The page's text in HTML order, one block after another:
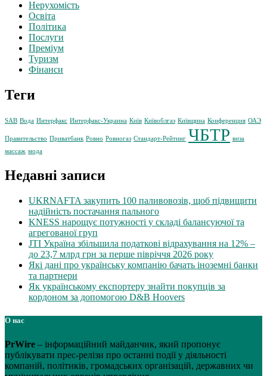
Нерухомість
Освіта
Політика
Послуги
Преміум
Туризм
Фінанси
Теги
SAB Вода Интерфакс Интерфакс-Украина Київ Київоблгаз Київщина Конференция ОАЭ
Правительство Приватбанк Ровно Ровногаз Стандарт-Рейтинг ЧБТР виза
массаж мода
Недавні записи
UKRNAFTA закупить 100 паливовозів, щоб підвищити
надійність постачання пального
KNESS нарощує потужності у складі балансуючої та
агрегованої груп
JTI Україна збільшила податкові відрахування на 12% –
до 23,7 млрд грн за перше півріччя 2026 року
Які дані про українську компанію бачать іноземні банки
та партнери
Як українському експортеру знайти покупців за
кордоном за допомогою D&B Hoovers
О нас
PrWire – інформаційний майданчик, який пропонує
публікувати прес-релізи про останні події у діяльності
компаній, політиків, громадських організацій, державних чи